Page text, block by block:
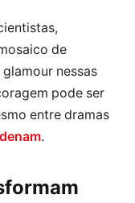
de
nessas
pode ser
entre dramas
.